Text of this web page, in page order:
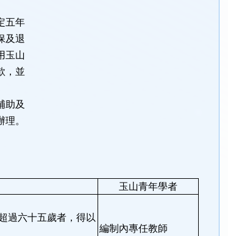
五年
退
山
並
及
。
玉山青年學者
過六十五歲者，得以
編制內專任教師